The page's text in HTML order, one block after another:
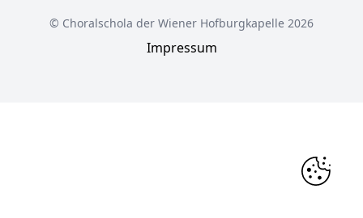
© Choralschola der Wiener Hofburgkapelle 2026
Impressum